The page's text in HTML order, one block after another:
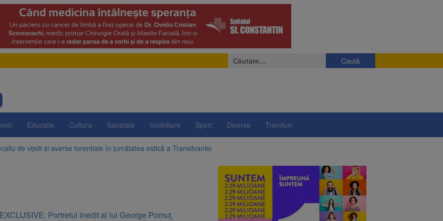
Caută
după:
Educatie Cultura Sanatate Imobiliare Sport Diverse Trenduri
de vijelii și averse torențiale în jumătatea estică a Transilvaniei
Victoria, reținut după ce și-ar fi agresat soția de două ori în câteva zile
i-au condus pe polițiști la cioate. Bărbat prins în pădure la Ormeniș
platforma suspeND.ro pentru urmărirea inițiativei de suspendare a președintelui Nicușor
Portretul inedit al lui George Pomuț,